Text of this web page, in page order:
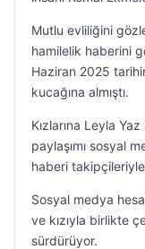
Mutlu evliliğini
hamilelik haberini
Haziran 2025
kucağına almıştı.
Kızlarına Leyla
paylaşımı sosyal
haberi takipçileriyle
Sosyal medya
ve kızıyla birlikte
sürdürüyor.